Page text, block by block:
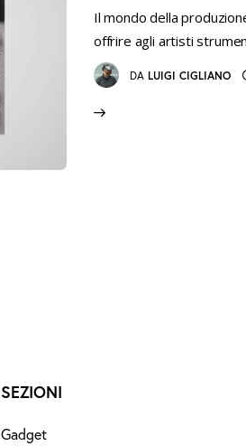
Il mondo della
offrire agli artisti
DA LUIGI CIGLIANO
SEZIONI
Gadget